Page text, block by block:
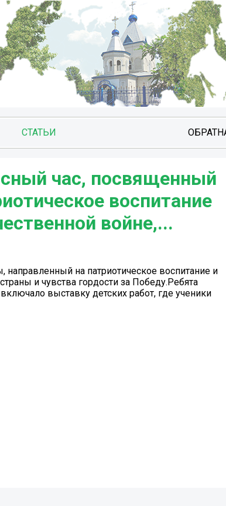
СТАТЬИ
час, посвященный
воспитание
войне,...
на патриотическое воспитание и
и чувства гордости за Победу.Ребята
выставку детских работ, где ученики